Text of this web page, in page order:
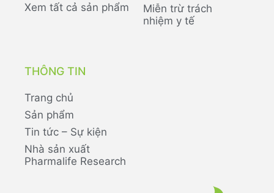
Xem tất cả sản phẩm
Miễn trừ trách
nhiệm y tế
THÔNG TIN
Trang chủ
Sản phẩm
Tin tức – Sự kiện
Nhà sản xuất
Pharmalife Research